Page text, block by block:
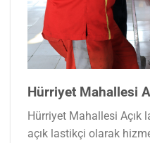
Hürriyet Mahallesi
Hürriyet Mahallesi Açık
açık lastikçi olarak